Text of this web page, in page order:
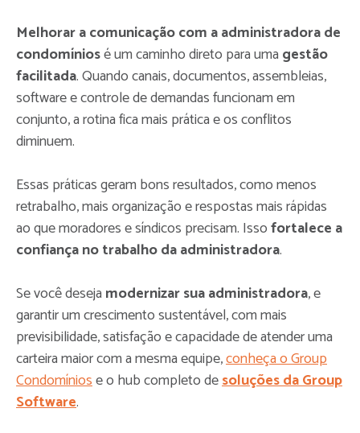
Melhorar a comunicação com a administradora de
condomíniosé um caminho direto para uma gestão
facilitada. Quando canais, documentos, assembleias,
software e controle de demandas funcionam em
conjunto, a rotina fica mais prática e os conflitos
diminuem.
Essas práticas geram bonsresultados, como menos
retrabalho, mais organização e respostas mais rápidas
ao que moradores e síndicos precisam. Issofortalece a
confiança no trabalho da administradora.
Se você deseja modernizar sua administradora, e
garantir um crescimento sustentável, com mais
previsibilidade, satisfação e capacidade de atender uma
carteira maior com a mesma equipe,conheça o Group
Condomíniose o hub completo desoluções da Group
Software.